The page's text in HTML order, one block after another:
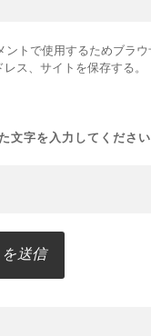
ントで使用するためブラ
ス、サイトを保存する。
文字を入力してください